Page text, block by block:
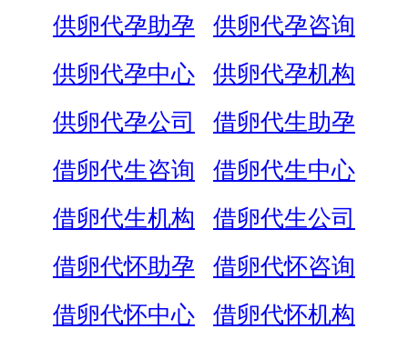
供卵代孕助孕
供卵代孕咨询
供卵代孕中心
供卵代孕机构
供卵代孕公司
借卵代生助孕
借卵代生咨询
借卵代生中心
借卵代生机构
借卵代生公司
借卵代怀助孕
借卵代怀咨询
借卵代怀中心
借卵代怀机构